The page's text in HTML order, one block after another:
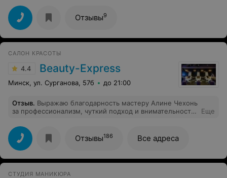
именно сменился, но салон обрел вид однозначно.
Заходила на стрижку к мастеру Ирине, она заодно
проконсультировала меня дополнительно по моим
вопросам в окрашивании. Стиль в салоне сейчас не как
на фото - приятнее, всегда предложат чай/кофе.
атмосфера дружбы, видимо поэтому салон и стали
замечать, соседи тоже раньше никогда не обращали
внимания, а теперь забегаем, кто на стрижку, кто на
ресницы. Мне понравилось, просто и душевно.
Рекомендую
Отзывы9
САЛОН КРАСОТЫ
4.4 Beauty-Express
Минск, ул. Сурганова, 57б до 21:00
Отзыв. Выражаю благодарность мастеру Алине Чехонь
за профессионализм, чуткий подход и внимательность
салон. С уважением.
Еще
Отзывы186 Все адреса
СТУДИЯ МАНИКЮРА